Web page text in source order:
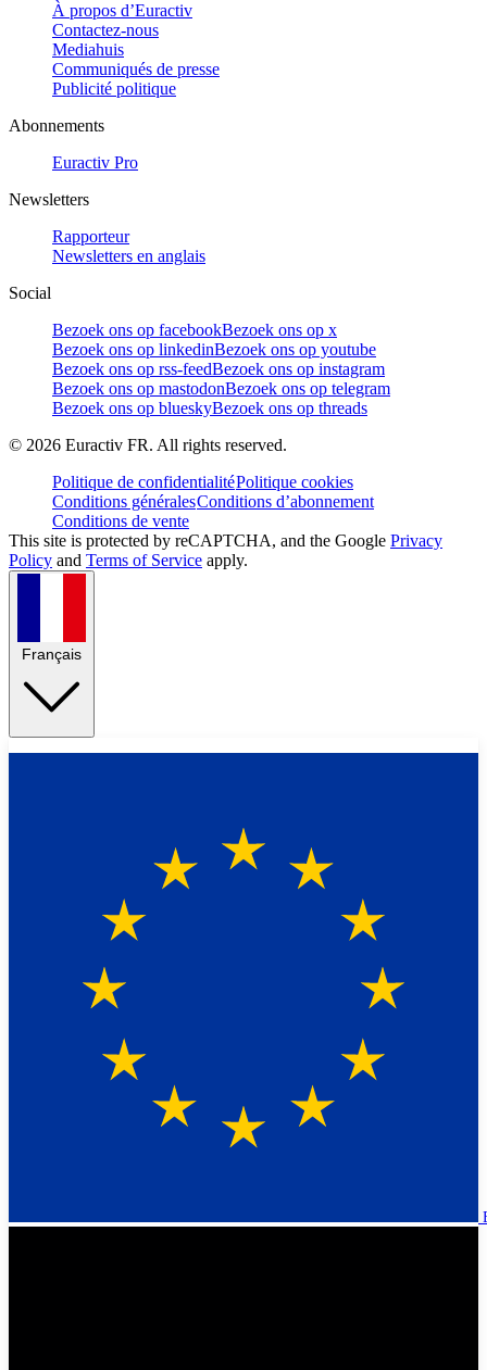
À propos d’Euractiv
Contactez-nous
Mediahuis
Communiqués de presse
Publicité politique
Abonnements
Euractiv Pro
Newsletters
Rapporteur
Newsletters en anglais
Social
Bezoek ons op facebookBezoek ons op x
Bezoek ons op linkedinBezoek ons op youtube
Bezoek ons op rss-feedBezoek ons op instagram
Bezoek ons op mastodonBezoek ons op telegram
Bezoek ons op blueskyBezoek ons op threads
© 2026 Euractiv FR. All rights reserved.
Politique de confidentialitéPolitique cookies
Conditions généralesConditions d’abonnement
Conditions de vente
This site is protected by reCAPTCHA, and the Google Privacy
Policy and Terms of Service apply.
Français